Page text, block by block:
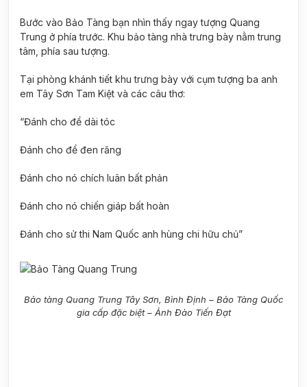
Bước vào Bảo Tàng bạn nhìn thấy ngay tượng Quang
Trung ở phía trước. Khu bảo tàng nhà trưng bày nằm trung
tâm, phía sau tượng.
Tại phòng khánh tiết khu trưng bày với cụm tượng ba anh
em Tây Sơn Tam Kiệt và các câu thơ:
“Đánh cho để dài tóc
Đánh cho để đen răng
Đánh cho nó chích luân bất phản
Đánh cho nó chiến giáp bất hoàn
Đánh cho sử thi Nam Quốc anh hùng chi hữu chủ”
Bảo tàng Quang Trung Tây Sơn, Bình Định – Bảo Tàng Quốc
gia cấp đặc biệt – Ảnh Đào Tiến Đạt